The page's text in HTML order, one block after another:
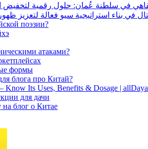
في سلطنة عُمان: حلول رقمية لتخفيض
في بناء استراتيجية سيو فعالة لتعزيز
поэзии?
атаками?
формы
блога про Китай?
Know Its Uses, Benefits & Dosage |
для дачи
на блог о Китае